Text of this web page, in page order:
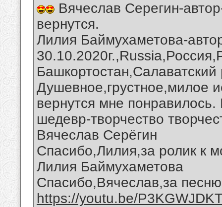
Вячеслав Серегин-
вернутся.
Лилия Баймухаметова-
Душевное,грустное,милое
вернутся мне
шедевр-творчество
Вячеслав Серёгин
Спасибо,Лилия,за ролик к
Лилия Баймухаметова
Спасибо,Вячеслав,за
https://youtu.be/